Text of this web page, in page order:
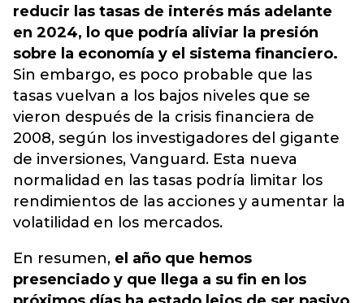
reducir las tasas de interés más adelante
en 2024, lo que podría aliviar la presión
sobre la economía y el sistema financiero.
Sin embargo, es poco probable que las
tasas vuelvan a los bajos niveles que se
vieron después de la crisis financiera de
2008, según los investigadores del gigante
de inversiones, Vanguard. Esta nueva
normalidad en las tasas podría limitar los
rendimientos de las acciones y aumentar la
volatilidad en los mercados.
En resumen, el año que hemos
presenciado y que llega a su fin en los